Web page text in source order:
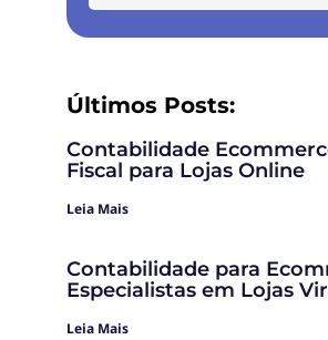
Últimos Posts:
Contabilidade
Fiscal para Lojas Online
Leia Mais
Contabilidade para
Especialistas em Lojas
Leia Mais